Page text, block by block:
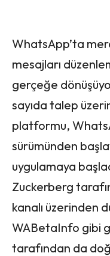
WhatsApp’ta
mesajları
gerçeğe
sayıda talep
platformu,
sürümünden
uygulamaya
Zuckerberg
kanalı üzerinden
WABetaInfo gibi
tarafından da